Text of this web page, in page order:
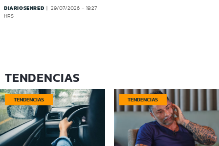
DIARIOSENRED
29/07/2026 - 19:27
HRS
TENDENCIAS
TENDENCIAS TENDENCIAS